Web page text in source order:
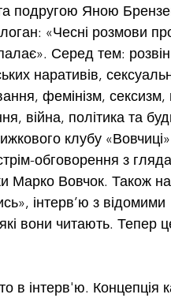
подругою Яною
«Чесні розмови
Серед тем:
наративів,
фемінізм,
війна, політика та
клубу
обговорення з
Марко Вовчок. Також
інтерв’ю з відомими
вони читають. Тепер
в інтерв'ю. Концепція